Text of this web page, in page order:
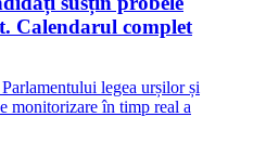
Calendarul complet